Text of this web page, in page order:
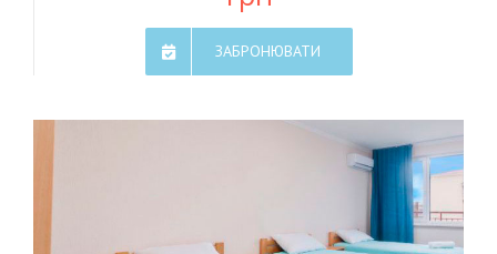
ЗАБРОНЮВАТИ